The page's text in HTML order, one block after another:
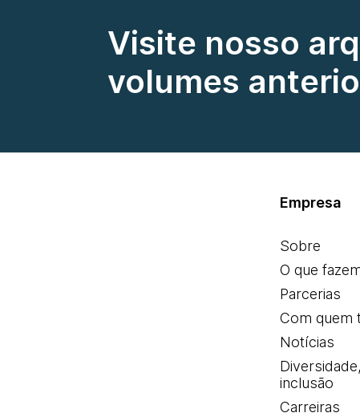
Visite nosso
volumes
Empresa
Sobre
O que
Parcerias
Com quem
Notícias
inclusão
Carreiras